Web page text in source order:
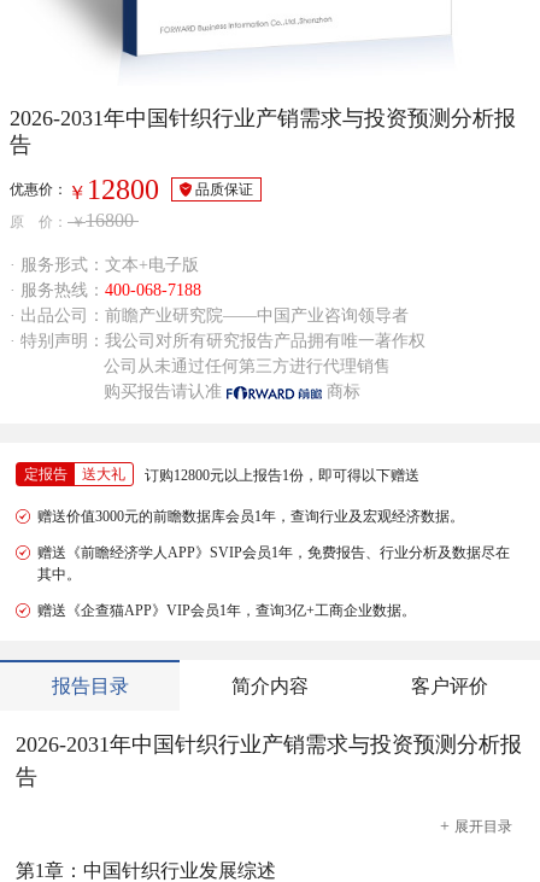
2026-2031年中国针织行业产销需求与投资预测分析报
告
优惠价： ￥ 12800
品质保证
原 价： ￥16800
· 服务形式：文本+电子版
· 服务热线： 400-068-7188
· 出品公司：前瞻产业研究院——中国产业咨询领导者
· 特别声明：我公司对所有研究报告产品拥有唯一著作权
公司从未通过任何第三方进行代理销售
购买报告请认准
商标
定报告 送大礼 订购12800元以上报告1份，即可得以下赠送
赠送价值3000元的前瞻数据库会员1年，查询行业及宏观经济数据。
赠送《前瞻经济学人APP》SVIP会员1年，免费报告、行业分析及数据尽在
其中。
赠送《企查猫APP》VIP会员1年，查询3亿+工商企业数据。
报告目录 简介内容 客户评价
2026-2031年中国针织行业产销需求与投资预测分析报
告
+ 展开目录
第1章：中国针织行业发展综述